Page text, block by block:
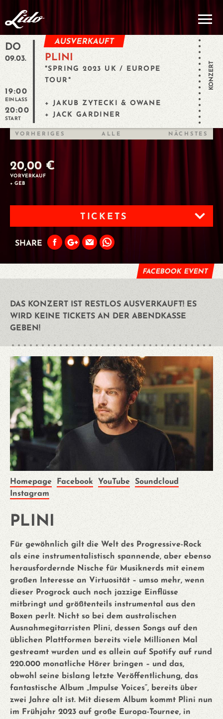
DO
09.03.
19:00
EINLASS
20:00
START
AUSVERKAUFT
PLINI
"SPRING 2023 UK / EUROPE
TOUR"
+ JAKUB ZYTECKI & OWANE
+ JACK GARDINER
KONZERT
VORHERIGES ALLE NÄCHSTES
20,00 €
VORVERKAUF
+ GEB
TICKETS
SHARE
FACEBOOK EVENT
DAS KONZERT IST RESTLOS AUSVERKAUFT! ES
WIRD KEINE TICKETS AN DER ABENDKASSE
GEBEN!
Homepage Facebook YouTube
Soundcloud
Instagram
PLINI
Für gewöhnlich gilt die Welt des Progressive-Rock
als eine instrumentalistisch spannende, aber ebenso
herausfordernde Nische für Musiknerds mit einem
großen Interesse an Virtuosität – umso mehr, wenn
dieser Progrock auch noch jazzige Einflüsse
mitbringt und größtenteils instrumental aus den
Boxen perlt. Nicht so bei dem australischen
Ausnahmegitarristen Plini, dessen Songs auf den
üblichen Plattformen bereits viele Millionen Mal
gestreamt wurden und es allein auf Spotify auf rund
220.000 monatliche Hörer bringen – und das,
obwohl seine bislang letzte Veröffentlichung, das
fantastische Album „Impulse Voices“, bereits über
zwei Jahre alt ist. Mit diesem Album kommt Plini nun
im Frühjahr 2023 auf große Europa-Tournee, in